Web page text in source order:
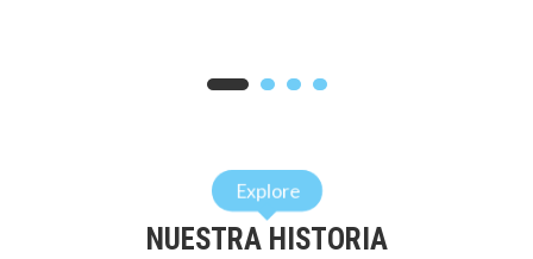
Explore
NUESTRA HISTORIA